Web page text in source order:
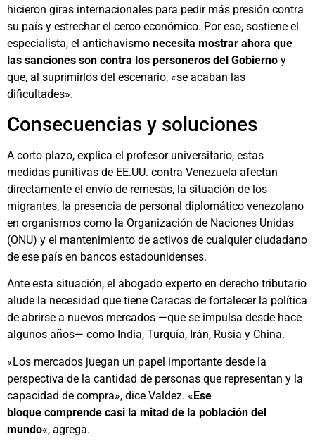
hicieron giras internacionales para pedir más presión contra
su país y estrechar el cerco económico. Por eso, sostiene el
especialista, el antichavismo necesita mostrar ahora que
las sanciones son contra los personeros del Gobierno y
que, al suprimirlos del escenario, «se acaban las
dificultades».
Consecuencias y soluciones
A corto plazo, explica el profesor universitario, estas
medidas punitivas de EE.UU. contra Venezuela afectan
directamente el envío de remesas, la situación de los
migrantes, la presencia de personal diplomático venezolano
en organismos como la Organización de Naciones Unidas
(ONU) y el mantenimiento de activos de cualquier ciudadano
de ese país en bancos estadounidenses.
Ante esta situación, el abogado experto en derecho tributario
alude la necesidad que tiene Caracas de fortalecer la política
de abrirse a nuevos mercados —que se impulsa desde hace
algunos años— como India, Turquía, Irán, Rusia y China.
«Los mercados juegan un papel importante desde la
perspectiva de la cantidad de personas que representan y la
capacidad de compra», dice Valdez. «Ese
bloque comprende casi la mitad de la población del
mundo«, agrega.